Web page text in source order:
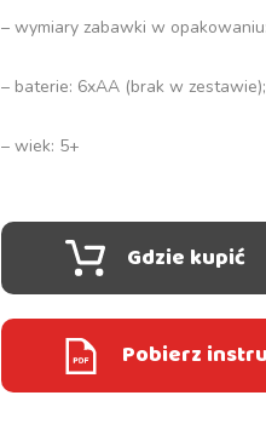
– wymiary zabawki w
– baterie: 6xAA (brak w
– wiek: 5+
Gdzie kupić
Pobierz